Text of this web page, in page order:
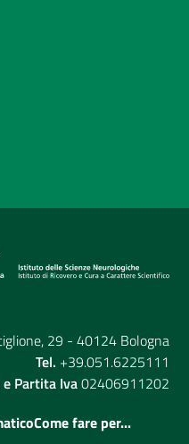
29 - 40124 Bologna
Tel. +39.051.6225111
Partita Iva02406911202
Come fare per...